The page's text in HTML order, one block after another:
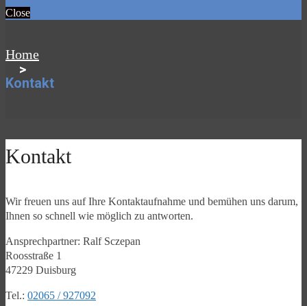
Close
Home
>
Kontakt
Kontakt
Wir freuen uns auf Ihre Kontaktaufnahme und bemühen uns darum,
Ihnen so schnell wie möglich zu antworten.
Ansprechpartner: Ralf Sczepan
Roosstraße 1
47229 Duisburg
Tel.: 02065 / 927092